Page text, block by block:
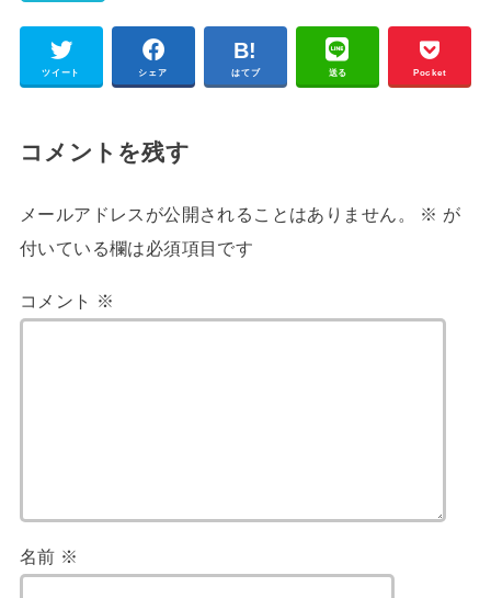
ツイート シェア はてブ 送る Pocket
コメントを残す
メールアドレスが公開されることはありません。 ※ が
付いている欄は必須項目です
コメント ※
名前 ※